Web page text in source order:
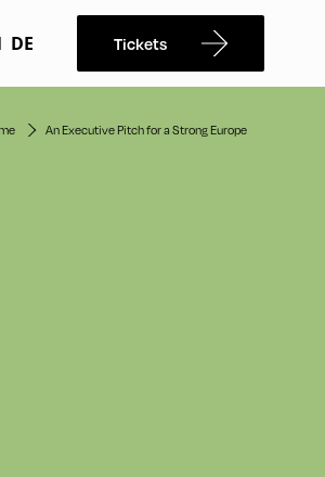
DE Tickets
An Executive Pitch for a Strong Europe